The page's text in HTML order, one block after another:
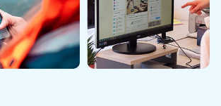
eine Bewerbung für einen Jobwechsel
des Unternehmens?
sollte interne Mobilität in